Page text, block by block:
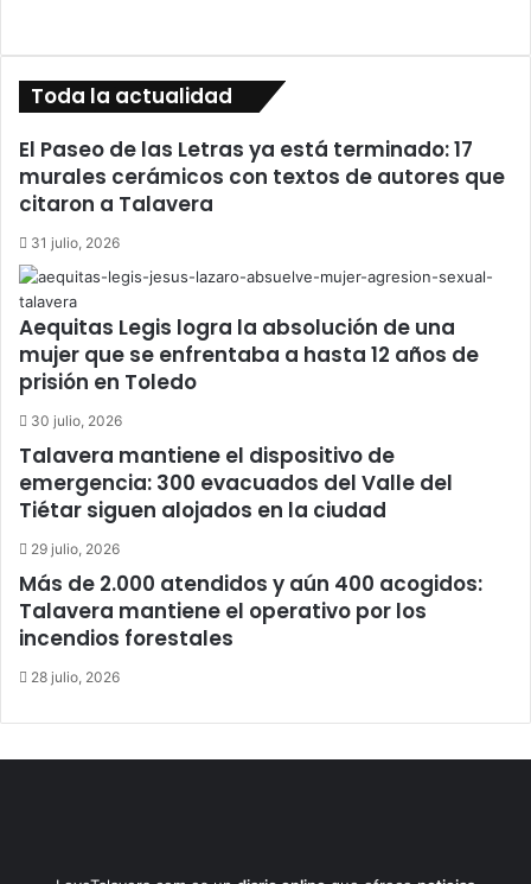
Toda la actualidad
El Paseo de las Letras ya está terminado: 17
murales cerámicos con textos de autores que
citaron a Talavera
31 julio, 2026
Aequitas Legis logra la absolución de una
mujer que se enfrentaba a hasta 12 años de
prisión en Toledo
30 julio, 2026
Talavera mantiene el dispositivo de
emergencia: 300 evacuados del Valle del
Tiétar siguen alojados en la ciudad
29 julio, 2026
Más de 2.000 atendidos y aún 400 acogidos:
Talavera mantiene el operativo por los
incendios forestales
28 julio, 2026